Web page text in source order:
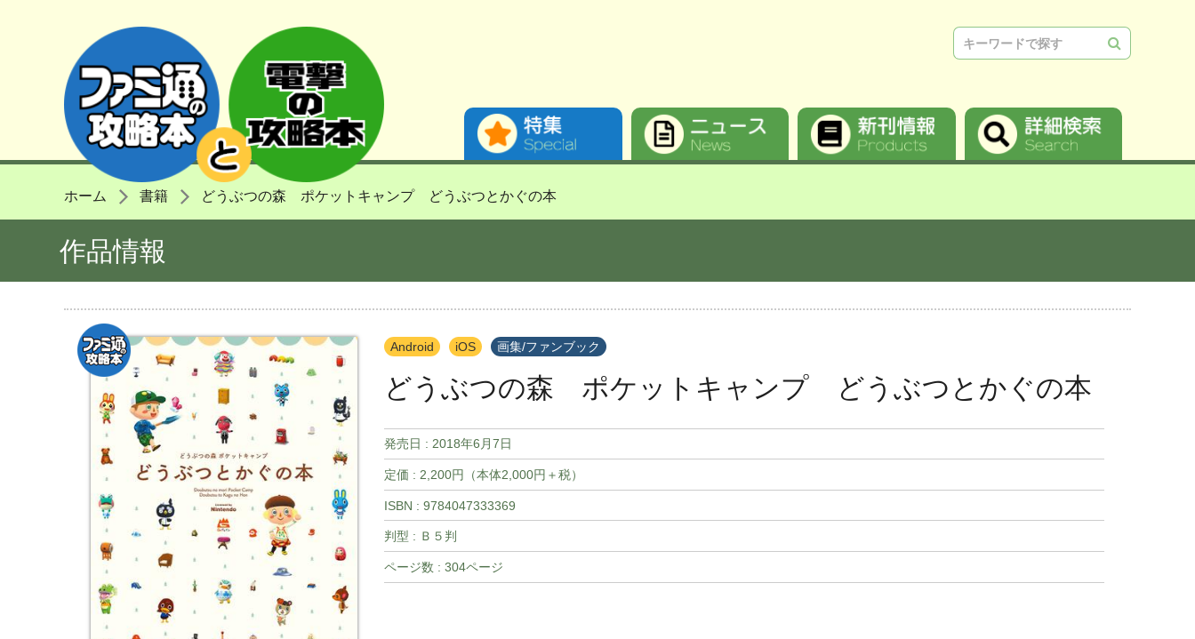
ホーム 書籍 どうぶつの森 ポケットキャンプ どうぶつとかぐの本
作品情報
Android iOS 画集/ファンブック
どうぶつの森 ポケットキャンプ どうぶつとかぐの本
発売日 : 2018年6月7日
定価 : 2,200円（本体2,000円＋税）
ISBN : 9784047333369
判型 : Ｂ５判
ページ数 : 304ページ